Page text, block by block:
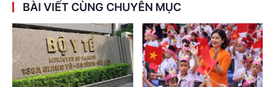
BÀI VIẾT CÙNG CHUYÊN MỤC